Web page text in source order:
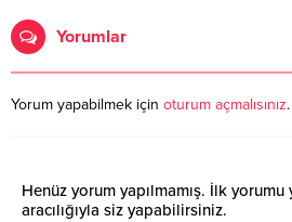
Yorumlar
Yorum yapabilmek için oturum açmalısınız.
Henüz yorum yapılmamış. İlk yorumu
aracılığıyla siz yapabilirsiniz.